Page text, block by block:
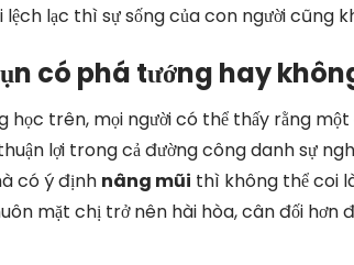
lệch lạc thì sự sống của con người cũng
có phá tướng hay
học trên, mọi người có thể thấy rằng
lợi trong cả đường công danh sự
có ý định nâng mũi thì không thể coi
mặt chị trở nên hài hòa, cân đối